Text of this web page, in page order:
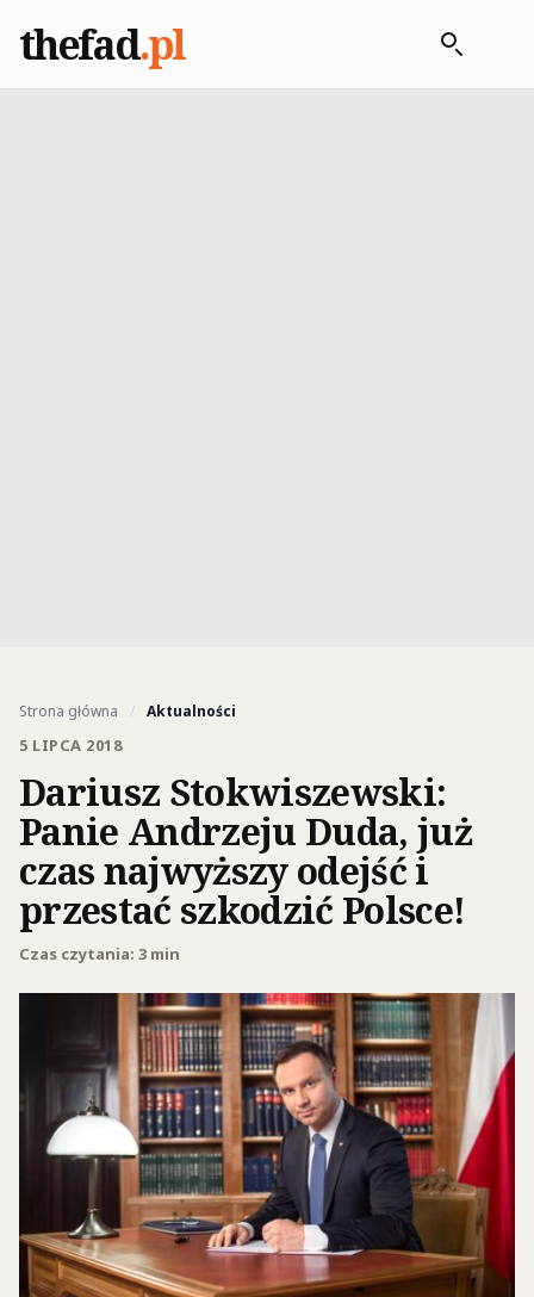
thefad.pl
Strona główna / Aktualności
5 LIPCA 2018
Dariusz Stokwiszewski:
Panie Andrzeju Duda, już
czas najwyższy odejść i
przestać szkodzić Polsce!
Czas czytania: 3 min